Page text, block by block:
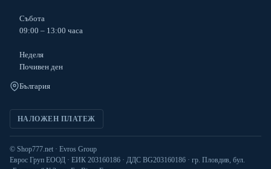
Събота
09:00 – 13:00 часа
Неделя
Почивен ден
България
НАЛОЖЕН ПЛАТЕЖ
© Shop777.net · Evros Group
Еврос Груп ЕООД · ЕИК 203160186 · ДДС BG203160186 · гр. Пловдив, бул.